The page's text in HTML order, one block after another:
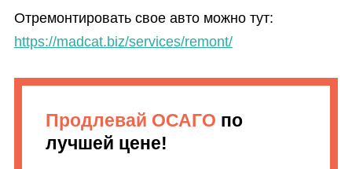
Отремонтировать свое авто можно тут:
https://madcat.biz/services/remont/
Продлевай ОСАГО по
лучшей цене!